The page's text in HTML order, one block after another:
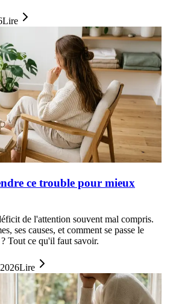
Lire
ce trouble pour mieux
de l'attention souvent mal compris.
ses causes, et comment se passe le
Tout ce qu'il faut savoir.
Lire